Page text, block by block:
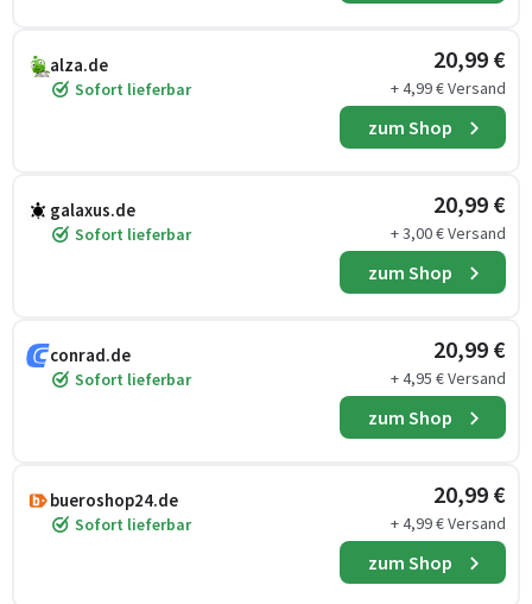
alza.de
Sofort lieferbar
20,99 €
+ 4,99 € Versand
zum Shop
galaxus.de
Sofort lieferbar
20,99 €
+ 3,00 € Versand
zum Shop
conrad.de
Sofort lieferbar
20,99 €
+ 4,95 € Versand
zum Shop
bueroshop24.de
Sofort lieferbar
20,99 €
+ 4,99 € Versand
zum Shop